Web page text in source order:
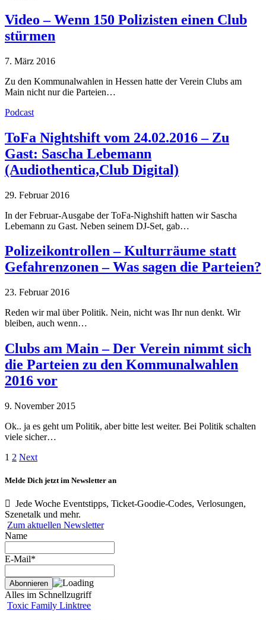
Video – Wenn 150 Polizisten einen Club
stürmen
7. März 2016
Zu den Kommunalwahlen in Hessen hatte der Verein Clubs am
Main nicht nur die Parteien…
Podcast
ToFa Nightshift vom 24.02.2016 – Zu
Gast: Sascha Lebemann
(Audiothentica,Club Digital)
29. Februar 2016
In der Februar-Ausgabe der ToFa-Nighshift hatten wir Sascha
Lebemann zu Gast. Neben seinem DJ-Set, gab…
Polizeikontrollen – Kulturräume statt
Gefahrenzonen – Was sagen die Parteien?
23. Februar 2016
Reden wir mal über Politik. Nein, nicht was Ihr nun denkt. Wir
bleiben, auch wenn…
Clubs am Main – Der Verein nimmt sich
die Parteien zu den Kommunalwahlen
2016 vor
9. November 2015
Ok.. ja es geht um Politik, aber bitte lest weiter. Bei Politik schalten
viele sicher…
1 2 Next
Melde Dich jetzt im Newsletter an
Jede Woche Eventstipps, Ticket-Goodie-Codes, Verlosungen,
Szenetalk und mehr.
Zum aktuellen Newsletter
Name
E-Mail*
Alles im Schnellzugriff
Toxic Family Linktree